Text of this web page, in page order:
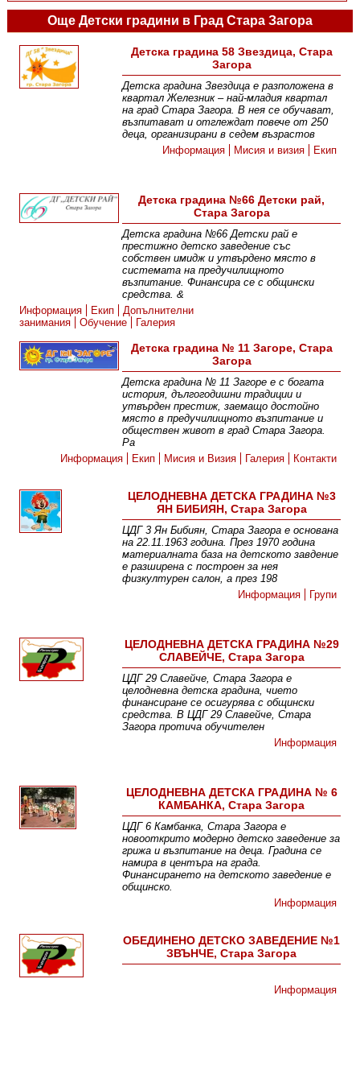
Още Детски градини в Град Стара Загора
Детска градина 58 Звездица, Стара
Загора
Детска градина Звездица е разположена в
квартал Железник – най-младия квартал
на град Стара Загора. В нея се обучават,
възпитават и отглеждат повече от 250
деца, организирани в седем възрастов
Информация
Мисия и визия Екип
Детска градина №66 Детски рай,
Стара Загора
Детска градина №66 Детски рай е
престижно детско заведение със
собствен имидж и утвърдено място в
системата на предучилищното
възпитание. Финансира се с общински
средства. &
Информация
Екип
Допълнителни
занимания
Обучение Галерия
Детска градина № 11 Загоре, Стара
Загора
Детска градина № 11 Загоре е с богата
история, дългогодишни традиции и
утвърден престиж, заемащо достойно
място в предучилищното възпитание и
обществен живот в град Стара Загора.
Ра
Информация
Екип Мисия и Визия Галерия Контакти
ЦЕЛОДНЕВНА ДЕТСКА ГРАДИНА №3
ЯН БИБИЯН, Стара Загора
ЦДГ 3 Ян Бибиян, Стара Загора е основана
на 22.11.1963 година. През 1970 година
материалната база на детското завдение
е разширена с построен за нея
физкултурен салон, а през 198
Информация
Групи
ЦЕЛОДНЕВНА ДЕТСКА ГРАДИНА №29
СЛАВЕЙЧЕ, Стара Загора
ЦДГ 29 Славейче, Стара Загора е
целодневна детска градина, чието
финансиране се осигурява с общински
средства. В ЦДГ 29 Славейче, Стара
Загора протича обучителен
Информация
ЦЕЛОДНЕВНА ДЕТСКА ГРАДИНА № 6
КАМБАНКА, Стара Загора
ЦДГ 6 Камбанка, Стара Загора е
новооткрито модерно детско заведение за
грижа и възпитание на деца. Градина се
намира в центъра на града.
Финансирането на детското заведение е
общинско.
Информация
ОБЕДИНЕНО ДЕТСКО ЗАВЕДЕНИЕ №1
ЗВЪНЧЕ, Стара Загора
Информация